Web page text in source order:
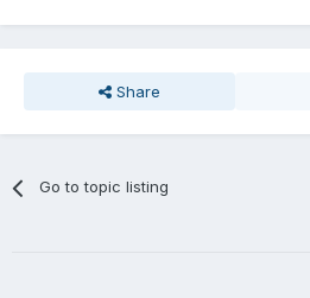
Share
Go to topic listing